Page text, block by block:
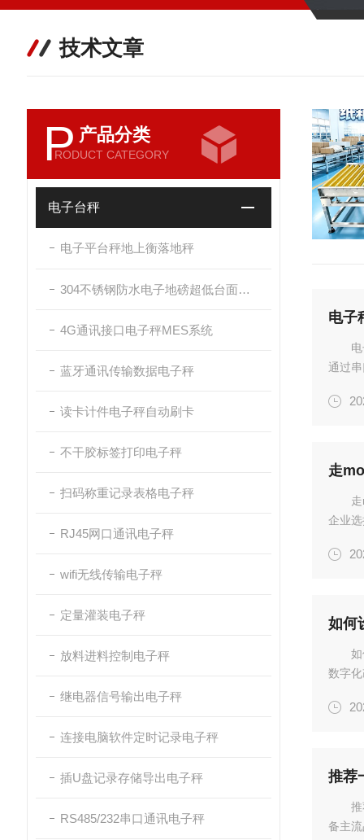
技术文章
P 产品分类
RODUCT CATEGORY
电子台秤
电子平台秤地上衡落地秤
304不锈钢防水电子地磅超低台面带斜坡
4G通讯接口电子秤MES系统
蓝牙通讯传输数据电子秤
读卡计件电子秤自动刷卡
不干胶标签打印电子秤
扫码称重记录表格电子秤
RJ45网口通讯电子秤
wifi无线传输电子秤
定量灌装电子秤
放料进料控制电子秤
继电器信号输出电子秤
连接电脑软件定时记录电子秤
插U盘记录存储导出电子秤
RS485/232串口通讯电子秤
电子
通过
显著
走
企业
态、
如何
数字
清楚
推荐
备主